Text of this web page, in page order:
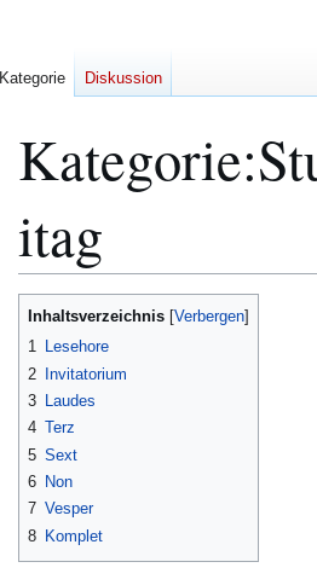
Kategorie:
itag
Zur
Zur
Inhaltsverzeichnis
1 Lesehore
2
Invitatorium
3 Laudes
4 Terz
5 Sext
6 Non
7 Vesper
8 Komplet
Kategorie Diskussion